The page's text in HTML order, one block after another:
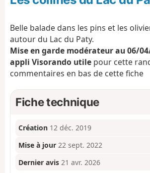
o
Belle balade dans les pins et les
autour du Lac du Paty.
Mise en garde modérateur au 06/
appli Visorando utile pour cette
commentaires en bas de cette fiche
Fiche technique
Création 12 déc. 2019
Mise à jour 22 sept. 2022
Dernier avis 21 avr. 2026